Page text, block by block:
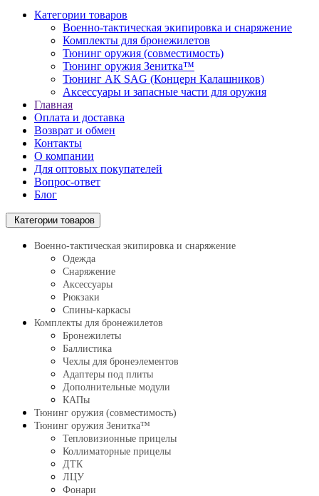
Категории товаров
Военно-тактическая экипировка и снаряжение
Комплекты для бронежилетов
Тюнинг оружия (совместимость)
Тюнинг оружия Зенитка™
Тюнинг АК SAG (Концерн Калашников)
Аксессуары и запасные части для оружия
Главная
Оплата и доставка
Возврат и обмен
Контакты
О компании
Для оптовых покупателей
Вопрос-ответ
Блог
Категории товаров
Военно-тактическая экипировка и снаряжение
Одежда
Снаряжение
Аксессуары
Рюкзаки
Спины-каркасы
Комплекты для бронежилетов
Бронежилеты
Баллистика
Чехлы для бронеэлементов
Адаптеры под плиты
Дополнительные модули
КАПы
Тюнинг оружия (совместимость)
Тюнинг оружия Зенитка™
Тепловизионные прицелы
Коллиматорные прицелы
ДТК
ЛЦУ
Фонари